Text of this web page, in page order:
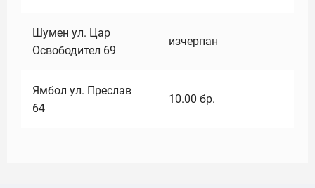
Шумен ул. Цар
Освободител 69
изчерпан
Ямбол ул. Преслав
64
10.00 бр.